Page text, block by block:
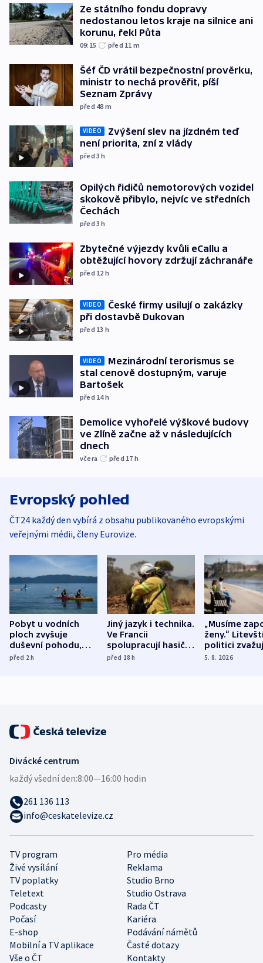
Ze státního fondu dopravy
nedostanou letos kraje na silnice ani
korunu, řekl Půta
09:15 před 11 m
Šéf ČD vrátil bezpečnostní prověrku,
ministr to nechá prověřit, píší
Seznam Zprávy
před 48 m
VIDEO
Zvýšení slev na jízdném teď
není priorita, zní z vlády
před 3h
Opilých řidičů nemotorových vozidel
skokově přibylo, nejvíc ve středních
Čechách
před 3h
Zbytečné výjezdy kvůli eCallu a
obtěžující hovory zdržují záchranáře
před 12 h
VIDEO
České firmy usilují o zakázky
při dostavbě Dukovan
před 13 h
VIDEO
Mezinárodní terorismus se
stal cenově dostupným, varuje
Bartošek
před 14h
Demolice vyhořelé výškové budovy
ve Zlíně začne až v následujících
dnech
včera před 17 h
Evropský pohled
ČT24 každý den vybírá z obsahu publikovaného evropskými
veřejnými médii, členy Eurovize.
Pobyt u vodních
ploch zvyšuje
duševní pohodu,
ukázala
před 2h
Jiný jazyk i technika.
Ve Francii
spolupracují hasiči z
různých zemí
před 18h
„Musíme
ženy.“
politici
dohodu o
5. 8. 2026
TV program
Pro média
Živé vysílání
Reklama
TV poplatky
Studio Brno
Teletext
Studio Ostrava
Podcasty
Rada ČT
Počasí
Kariéra
E-shop
Podávání námětů
Mobilní a TV aplikace
Časté dotazy
Vše o ČT
Kontakty
Divácké centrum
každý všední den:8:00—16:00 hodin
261 136 113
info@ceskatelevize.cz